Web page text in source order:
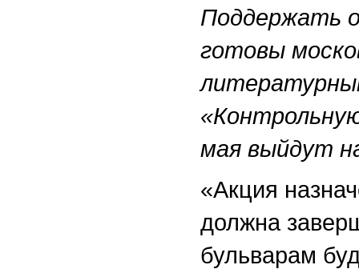
Поддержать
готовы
мая выйдут
«Акция
должна
бульварам